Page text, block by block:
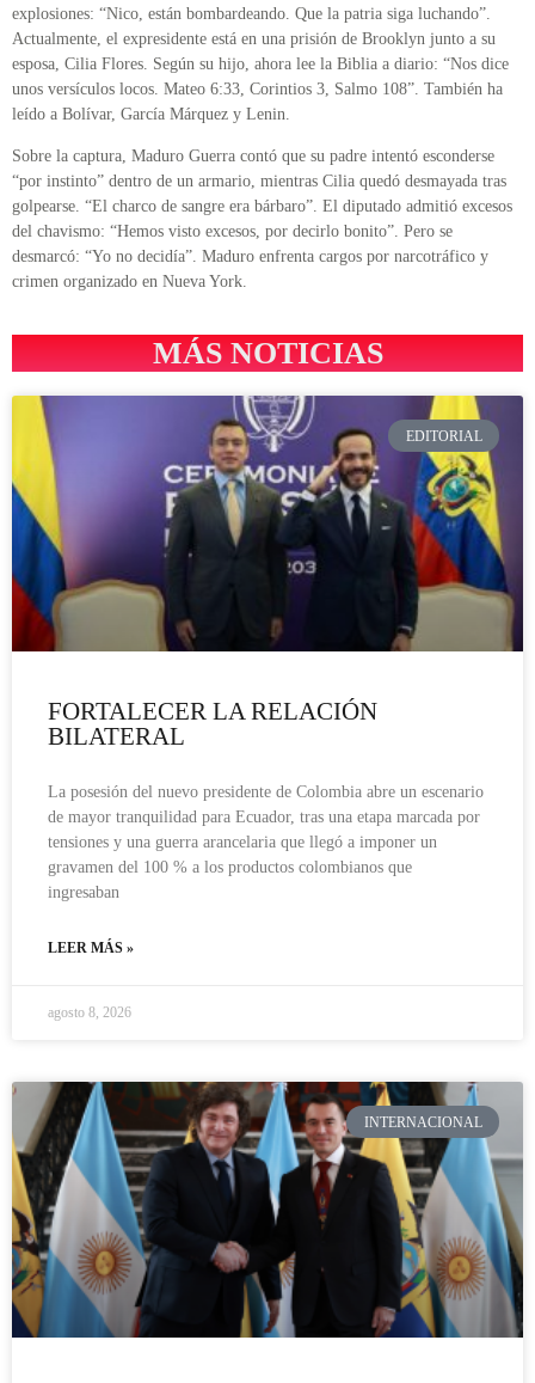
explosiones: “Nico, están bombardeando. Que la patria siga luchando”.
Actualmente, el expresidente está en una prisión de Brooklyn junto a su
esposa, Cilia Flores. Según su hijo, ahora lee la Biblia a diario: “Nos dice
unos versículos locos. Mateo 6:33, Corintios 3, Salmo 108”. También ha
leído a Bolívar, García Márquez y Lenin.
Sobre la captura, Maduro Guerra contó que su padre intentó esconderse
“por instinto” dentro de un armario, mientras Cilia quedó desmayada tras
golpearse. “El charco de sangre era bárbaro”. El diputado admitió excesos
del chavismo: “Hemos visto excesos, por decirlo bonito”. Pero se
desmarcó: “Yo no decidía”. Maduro enfrenta cargos por narcotráfico y
crimen organizado en Nueva York.
MÁS NOTICIAS
EDITORIAL
FORTALECER LA RELACIÓN
BILATERAL
La posesión del nuevo presidente de Colombia abre un escenario
de mayor tranquilidad para Ecuador, tras una etapa marcada por
tensiones y una guerra arancelaria que llegó a imponer un
gravamen del 100 % a los productos colombianos que
ingresaban
LEER MÁS »
agosto 8, 2026
INTERNACIONAL